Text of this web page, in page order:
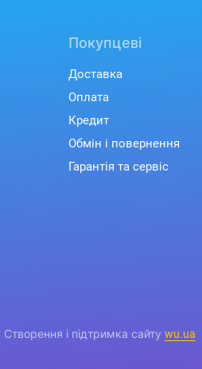
Покупцеві
Доставка
Оплата
Кредит
Обмін і повернення
Гарантія та сервіс
Створення і підтримка сайтуwu.ua